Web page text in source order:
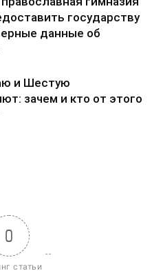
государству
данные об
и Шестую
зачем и кто от этого
0
статьи